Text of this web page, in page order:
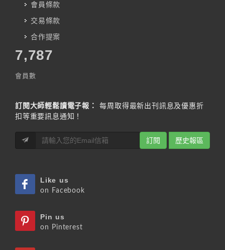
會員條款
交易條款
合作提案
7,787
會員數
訂閱大師輕鬆讀電子報：
每周取得最新出刊訊息及優惠折
扣等重要訊息通知！
訂閱 歷史報區
Like us
on Facebook
Pin us
on Pinterest